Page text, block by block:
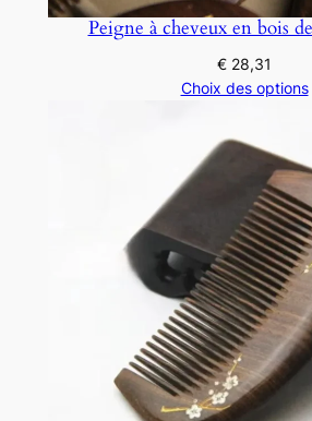
Peigne à cheveux en bois
€ 28,31
Choix des options